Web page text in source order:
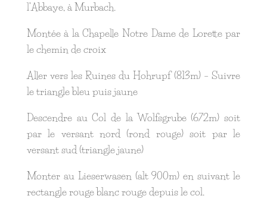
l’Abbaye, à Murbach.
Montée à la Chapelle Notre Dame de Lorette par
le chemin de croix
Aller vers les Ruines du Hohrupf (813m) – Suivre
le triangle bleu puis jaune
Descendre au Col de la Wolfsgrube (672m) soit
par le versant nord (rond rouge) soit par le
versant sud (triangle jaune)
Monter au Lieserwasen (alt 900m) en suivant le
rectangle rouge blanc rouge depuis le col.